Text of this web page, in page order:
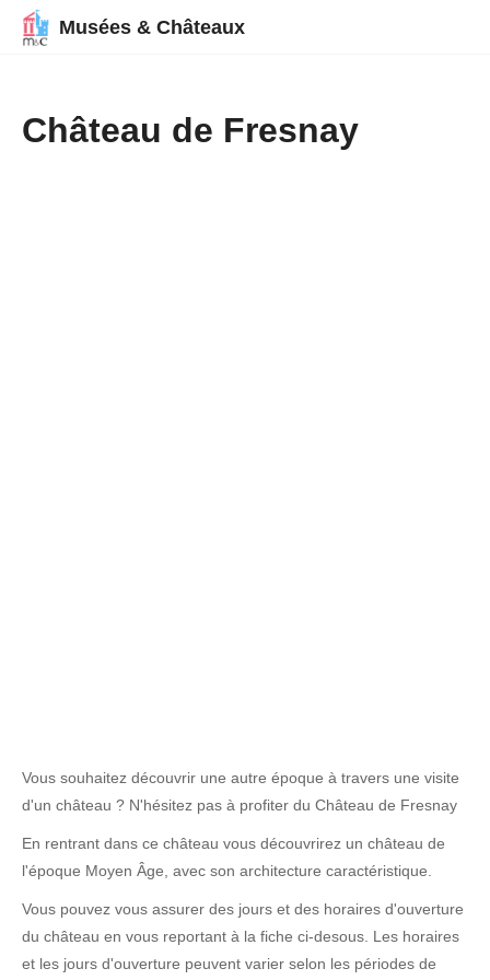
Musées & Châteaux
Château de Fresnay
Vous souhaitez découvrir une autre époque à travers une visite
d'un château ? N'hésitez pas à profiter du Château de Fresnay
En rentrant dans ce château vous découvrirez un château de
l'époque Moyen Âge, avec son architecture caractéristique.
Vous pouvez vous assurer des jours et des horaires d'ouverture
du château en vous reportant à la fiche ci-desous. Les horaires
et les jours d'ouverture peuvent varier selon les périodes de